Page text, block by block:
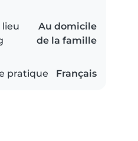
Au domicile
de la famille
pratique Français